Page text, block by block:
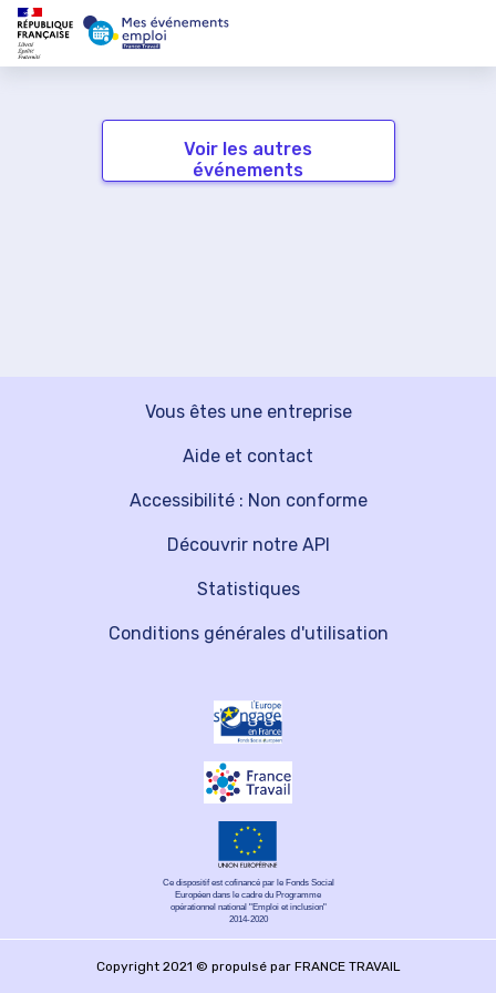
Voir les autres
événements
Vous êtes une entreprise
Découvrir notre API
Aide et contact
Statistiques
Accessibilité : Non conforme
Conditions générales d'utilisation
Ce dispositif est cofinancé par le Fonds Social
Européen dans le cadre du Programme
opérationnel national "Emploi et inclusion"
2014-2020
Copyright 2021 © propulsé par FRANCE TRAVAIL